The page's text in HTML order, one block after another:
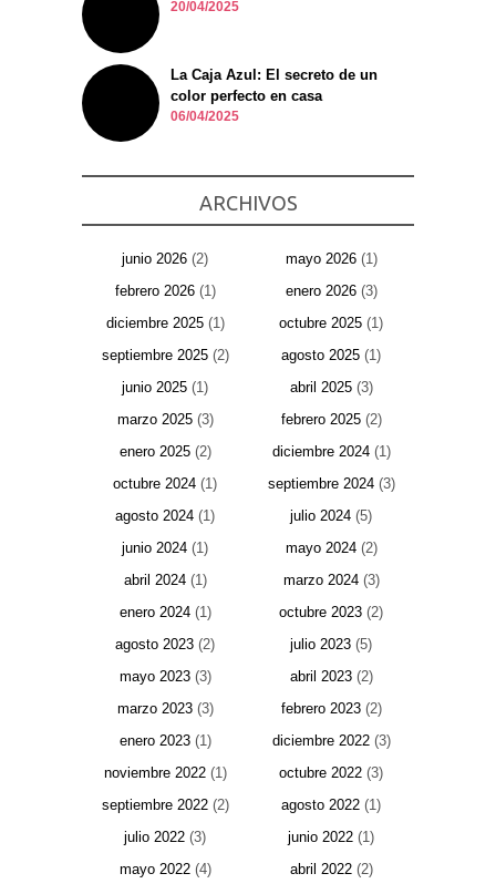
20/04/2025
La Caja Azul: El secreto de un
color perfecto en casa
06/04/2025
ARCHIVOS
junio 2026 (2) mayo 2026(1)
febrero 2026(1) enero 2026(3)
diciembre 2025(1) octubre 2025 (1)
septiembre 2025(2) agosto 2025 (1)
junio 2025 (1) abril 2025(3)
marzo 2025(3) febrero 2025(2)
enero 2025(2) diciembre 2024(1)
octubre 2024 (1) septiembre 2024(3)
agosto 2024 (1) julio 2024 (5)
junio 2024 (1) mayo 2024(2)
abril 2024(1) marzo 2024(3)
enero 2024(1) octubre 2023 (2)
agosto 2023 (2) julio 2023 (5)
mayo 2023(3) abril 2023(2)
marzo 2023(3) febrero 2023(2)
enero 2023(1) diciembre 2022(3)
noviembre 2022(1) octubre 2022 (3)
septiembre 2022(2) agosto 2022 (1)
julio 2022 (3) junio 2022 (1)
mayo 2022(4) abril 2022(2)